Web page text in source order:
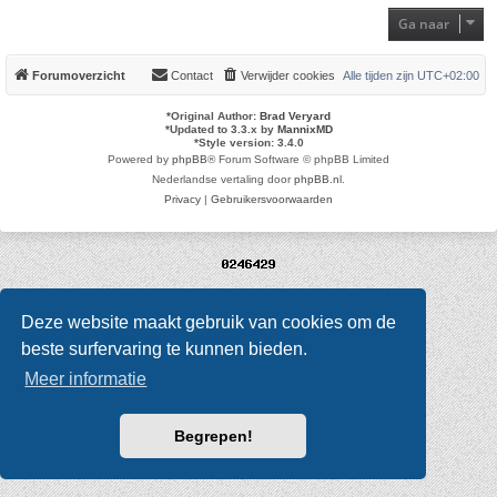
Deze website maakt gebruik van cookies om de
beste surfervaring te kunnen bieden.
Meer informatie
Begrepen!
Ga naar
Forumoverzicht Alle tijden zijn UTC+02:00
Verwijder cookies
Contact
*Original Author: Brad Veryard
*Updated to 3.3.x by MannixMD
*Style version: 3.4.0
Powered by phpBB® Forum Software © phpBB Limited
Nederlandse vertaling doorphpBB.nl
Privacy | Gebruikersvoorwaarden